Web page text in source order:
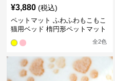
¥3,880 (税込)
ペットマット ふわふわもこもこ
猫用ベッド 楕円形ペットマット
全2色